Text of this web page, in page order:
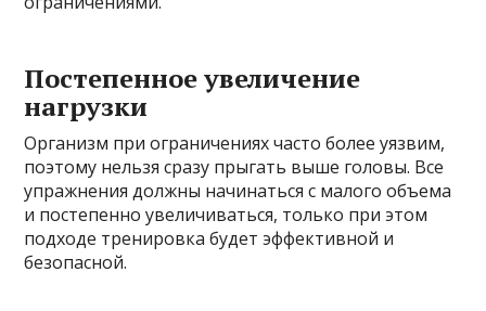
Постепенное увеличение
нагрузки
Организм при ограничениях часто более уязвим,
поэтому нельзя сразу прыгать выше головы. Все
упражнения должны начинаться с малого объема
и постепенно увеличиваться, только при этом
подходе тренировка будет эффективной и
безопасной.